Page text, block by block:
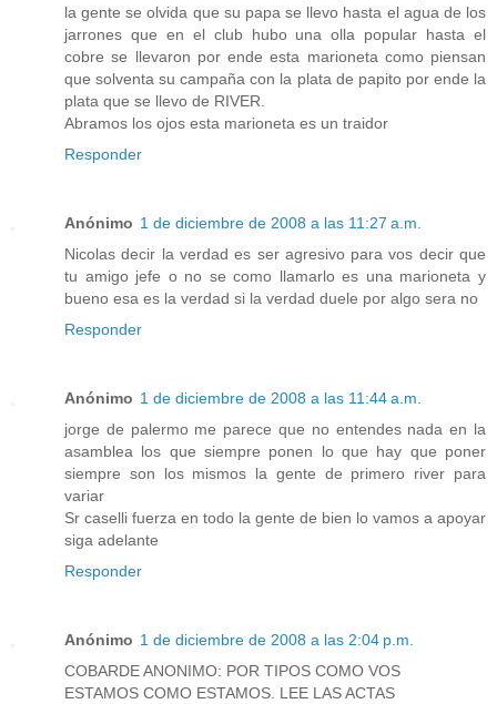
la gente se olvida que su papa se llevo hasta el agua de los
jarrones que en el club hubo una olla popular hasta el
cobre se llevaron por ende esta marioneta como piensan
que solventa su campaña con la plata de papito por ende la
plata que se llevo de RIVER.
Abramos los ojos esta marioneta es un traidor
Responder
Anónimo 1 de diciembre de 2008 a las 11:27 a.m.
Nicolas decir la verdad es ser agresivo para vos decir que
tu amigo jefe o no se como llamarlo es una marioneta y
bueno esa es la verdad si la verdad duele por algo sera no
Responder
Anónimo 1 de diciembre de 2008 a las 11:44 a.m.
jorge de palermo me parece que no entendes nada en la
asamblea los que siempre ponen lo que hay que poner
siempre son los mismos la gente de primero river para
variar
Sr caselli fuerza en todo la gente de bien lo vamos a apoyar
siga adelante
Responder
Anónimo 1 de diciembre de 2008 a las 2:04 p.m.
COBARDE ANONIMO: POR TIPOS COMO VOS
ESTAMOS COMO ESTAMOS. LEE LAS ACTAS